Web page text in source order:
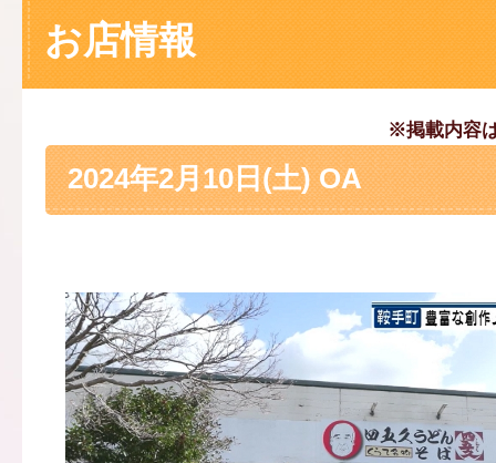
お店情報
※掲載内容
2024年2月10日(土) OA